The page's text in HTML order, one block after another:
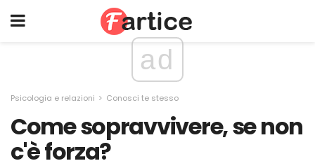
ad
Psicologia e relazioni Conosci te stesso
Come sopravvivere, se non
c'è forza?